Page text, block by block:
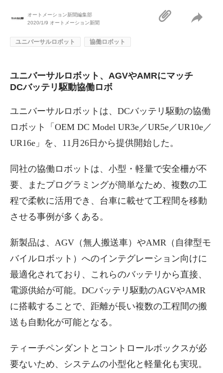
オートメーション新聞編集部
2020/1/9 オートメーション新聞
ユニバーサルロボット 協働ロボット
ユニバーサルロボット、AGVやAMRにマッチ
DCバッテリ駆動協働ロボ
ユニバーサルロボットは、DCバッテリ駆動の協働
ロボット「OEM DC Model UR3e／UR5e／UR10e／
UR16e」を、11月26日から提供開始した。
同社の協働ロボットは、小型・軽量で安全柵が不
要、またプログラミングが簡単なため、複数の工
程で柔軟に活用でき、台車に載せて工程間を移動
させる事例が多くある。
新製品は、AGV（無人搬送車）やAMR（自律型モ
バイルロボット）へのインテグレーション向けに
最適化されており、これらのバッテリから直接、
電源供給が可能。DCバッテリ駆動のAGVやAMR
に搭載することで、距離が長い複数の工程間の搬
送も自動化が可能となる。
ティーチペンダントとコントロールボックスが必
要ないため、システムの小型化と軽量化も実現。